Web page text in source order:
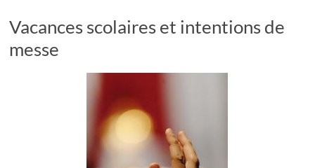
Vacances scolaires et intentions de
messe